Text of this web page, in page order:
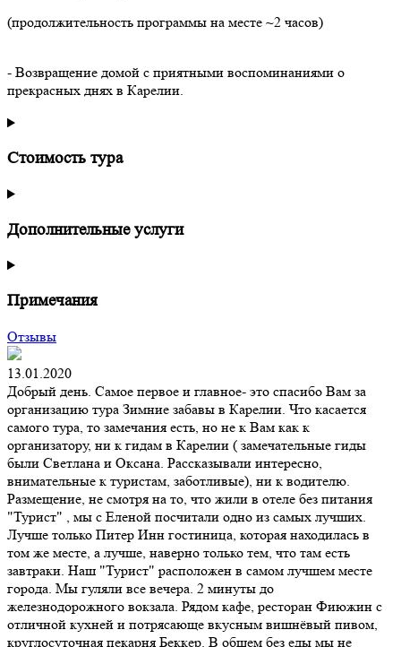
(продолжительность программы на месте ~2 часов)
- Возвращение домой с приятными воспоминаниями о
прекрасных днях в Карелии.
Стоимость тура
Дополнительные услуги
Примечания
Отзывы
13.01.2020
Добрый день. Самое первое и главное- это спасибо Вам за
организацию тура Зимние забавы в Карелии. Что касается
самого тура, то замечания есть, но не к Вам как к
организатору, ни к гидам в Карелии ( замечательные гиды
были Светлана и Оксана. Рассказывали интересно,
внимательные к туристам, заботливые), ни к водителю.
Размещение, не смотря на то, что жили в отеле без питания
"Турист" , мы с Еленой посчитали одно из самых лучших.
Лучше только Питер Инн гостиница, которая находилась в
том же месте, а лучше, наверно только тем, что там есть
завтраки. Наш "Турист" расположен в самом лучшем месте
города. Мы гуляли все вечера. 2 минуты до
железнодорожного вокзала. Рядом кафе, ресторан Фиюжин с
отличной кухней и потрясающе вкусным вишнёвый пивом,
круглосуточная пекарня Беккер. В общем без еды мы не